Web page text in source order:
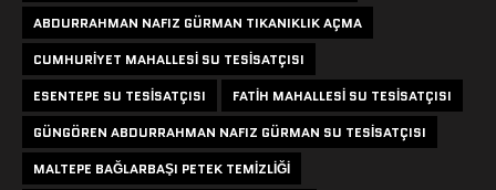
ABDURRAHMAN NAFIZ GÜRMAN TIKANIKLIK AÇMA
CUMHURIYET MAHALLESI SU TESISATÇISI
ESENTEPE SU TESISATÇISI
FATIH MAHALLESI SU TESISATÇISI
GÜNGÖREN ABDURRAHMAN NAFIZ GÜRMAN SU TESISATÇISI
MALTEPE BAĞLARBAŞI PETEK TEMIZLIĞI